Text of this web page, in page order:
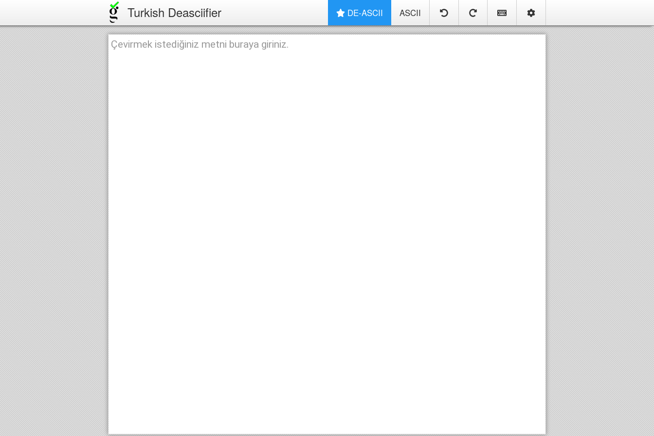
Turkish Deasciifier DE-ASCII ASCII
Çevirmek istediğiniz metni buraya giriniz.